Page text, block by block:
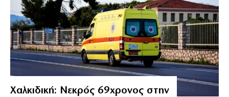
Χαλκιδική: Νεκρός 69χρονος στην